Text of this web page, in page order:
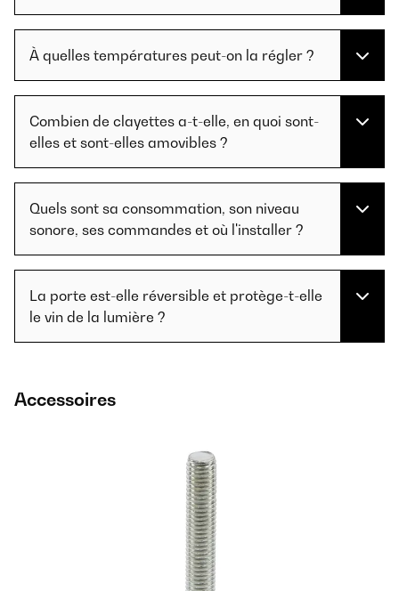
À quelles températures peut-on la régler ?
Combien de clayettes a-t-elle, en quoi sont-
elles et sont-elles amovibles ?
Quels sont sa consommation, son niveau
sonore, ses commandes et où l'installer ?
La porte est-elle réversible et protège-t-elle
le vin de la lumière ?
Accessoires